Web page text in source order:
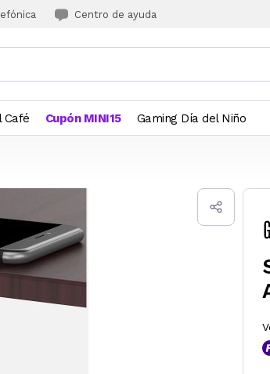
Centro de ayuda
Café Cupón MINI15 Gaming Día del Niño